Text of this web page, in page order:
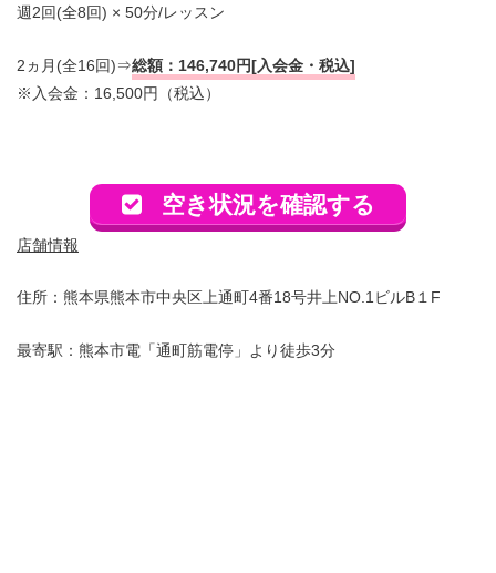
週2回(全8回) × 50分/レッスン
2ヵ月(全16回)⇒総額：146,740円[入会金・税込]
※入会金：16,500円（税込）
空き状況を確認する
店舗情報
住所：熊本県熊本市中央区上通町4番18号井上NO.1ビルB１F
最寄駅：熊本市電「通町筋電停」より徒歩3分